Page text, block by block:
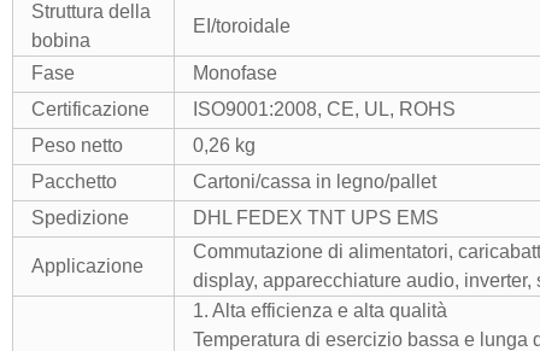
Struttura della
bobina
EI/toroidale
Fase
Monofase
Certificazione
ISO9001:2008, CE, UL, ROHS
Peso netto
0,26 kg
Pacchetto
Cartoni/cassa in legno/pallet
Spedizione
DHL FEDEX TNT UPS EMS
Applicazione
Commutazione di alimentatori,
display, apparecchiature audio,
1. Alta efficienza e alta qualità
Temperatura di esercizio bassa e lunga